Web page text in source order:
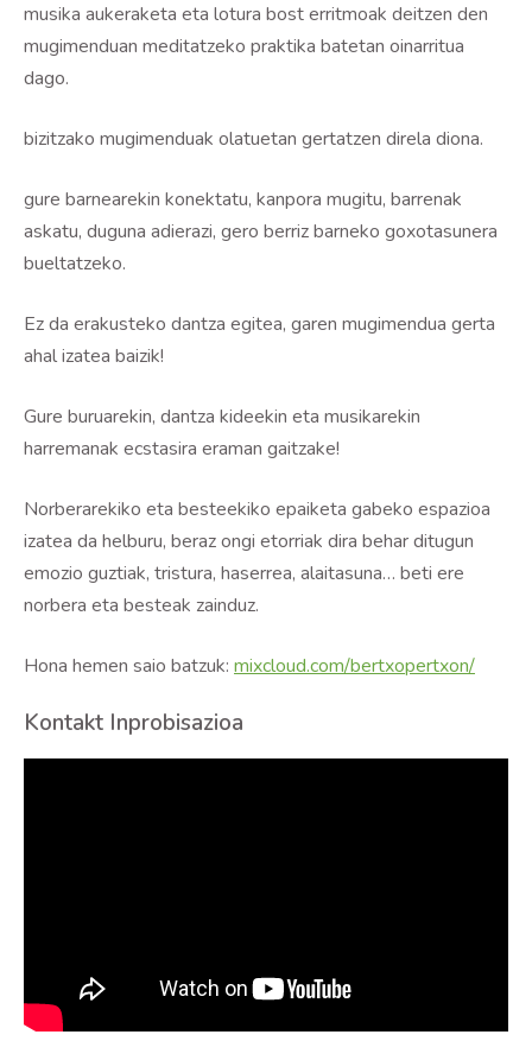
musika aukeraketa eta lotura bost erritmoak deitzen den
mugimenduan meditatzeko praktika batetan oinarritua
dago.
bizitzako mugimenduak olatuetan gertatzen direla diona.
gure barnearekin konektatu, kanpora mugitu, barrenak
askatu, duguna adierazi, gero berriz barneko goxotasunera
bueltatzeko.
Ez da erakusteko dantza egitea, garen mugimendua gerta
ahal izatea baizik!
Gure buruarekin, dantza kideekin eta musikarekin
harremanak ecstasira eraman gaitzake!
Norberarekiko eta besteekiko epaiketa gabeko espazioa
izatea da helburu, beraz ongi etorriak dira behar ditugun
emozio guztiak, tristura, haserrea, alaitasuna… beti ere
norbera eta besteak zainduz.
Hona hemen saio batzuk: mixcloud.com/bertxopertxon/
Kontakt Inprobisazioa